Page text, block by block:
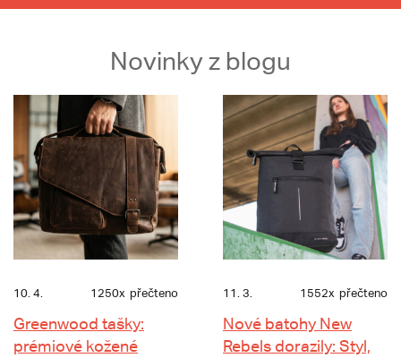
Novinky z blogu
10. 4. 1250x přečteno
Greenwood tašky:
prémiové kožené
11. 3. 1552x přečteno
Nové batohy New
Rebels dorazily: Styl,